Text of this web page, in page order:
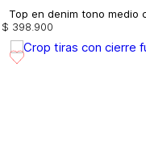
$ 398.900